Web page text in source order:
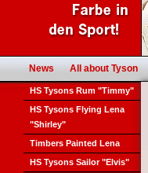
News All about Tyson
HS Tysons Rum "Timmy"
HS Tysons Flying Lena
"Shirley"
Timbers Painted Lena
HS Tysons Sailor "Elvis"